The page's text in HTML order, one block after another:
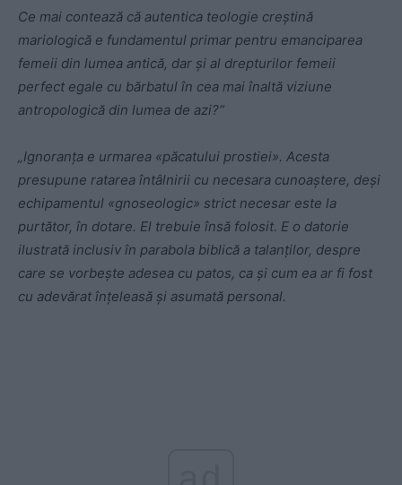
Ce mai contează că autentica teologie creștină
mariologică e fundamentul primar pentru emanciparea
femeii din lumea antică, dar și al drepturilor femeii
perfect egale cu bărbatul în cea mai înaltă viziune
antropologică din lumea de azi?“
„Ignoranța e urmarea «păcatului prostiei». Acesta
presupune ratarea întâlnirii cu necesara cunoaștere, deși
echipamentul «gnoseologic» strict necesar este la
purtător, în dotare. El trebuie însă folosit. E o datorie
ilustrată inclusiv în parabola biblică a talanților, despre
care se vorbește adesea cu patos, ca și cum ea ar fi fost
cu adevărat înțeleasă și asumată personal.